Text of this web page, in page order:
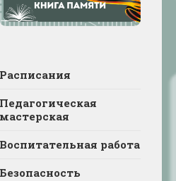
Расписания
Педагогическая
мастерская
Воспитательная работа
Безопасность